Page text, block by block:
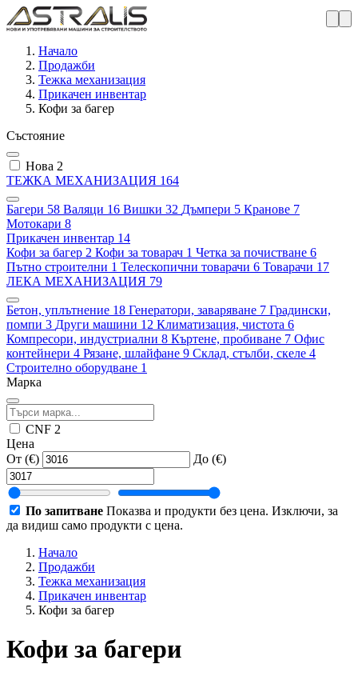
Начало
Продажби
Тежка механизация
Прикачен инвентар
Кофи за багер
Състояние
Нова 2
ТЕЖКА МЕХАНИЗАЦИЯ 164
Багери 58 Валяци 16 Вишки 32 Дъмпери 5 Кранове 7
Мотокари 8
Прикачен инвентар 14
Кофи за багер 2 Кофи за товарач 1 Четка за почистване 6
Пътно строителни 1 Телескопични товарачи 6 Товарачи 17
ЛЕКА МЕХАНИЗАЦИЯ 79
Бетон, уплътнение 18 Генератори, заваряване 7 Градински,
помпи 3 Други машини 12 Климатизация, чистота 6
Компресори, индустриални 8 Къртене, пробиване 7 Офис
контейнери 4 Рязане, шлайфане 9 Склад, стълби, скеле 4
Строително оборудване 1
Марка
CNF 2
Цена
От (€)
До (€)
По запитване Показва и продукти без цена. Изключи, за
да видиш само продукти с цена.
Начало
Продажби
Тежка механизация
Прикачен инвентар
Кофи за багер
Кофи за багери